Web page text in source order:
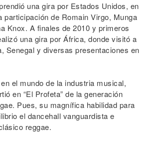
una gira por Estados Unidos, en
participación de Romain Virgo, Munga
Knox. A finales de 2010 y primeros
una gira por África, donde visitó a
Senegal y diversas presentaciones en
el mundo de la industria musical,
en “El Profeta” de la generación
Pues, su magnífica habilidad para
el dancehall vanguardista e
reggae.